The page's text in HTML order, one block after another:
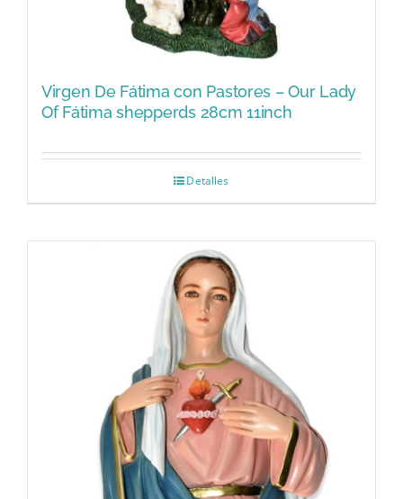
Virgen De Fátima con Pastores – Our Lady
Of Fátima shepperds 28cm 11inch
Detalles